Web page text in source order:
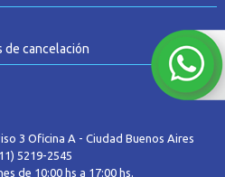
de cancelación
3 Oficina A - Ciudad Buenos Aires
5219-2545
de 10:00 hs a 17:00 hs.